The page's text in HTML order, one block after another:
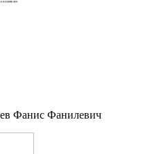
Фанис Фанилевич